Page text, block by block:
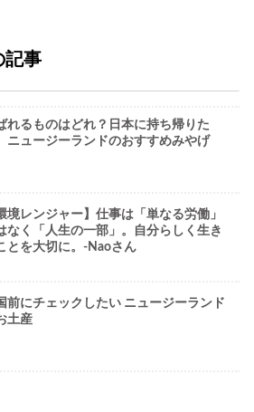
記事
れるものはどれ？日本に持ち帰りた
ニュージーランドのおすすめみやげ
境レンジャー】仕事は「単なる労働」
なく「人生の一部」。自分らしく生き
とを大切に。-Naoさん
前にチェックしたい ニュージーランド
土産